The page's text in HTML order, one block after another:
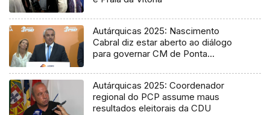
Autárquicas 2025: Nascimento
Cabral diz estar aberto ao diálogo
para governar CM de Ponta
Autárquicas 2025: Coordenador
regional do PCP assume maus
resultados eleitorais da CDU